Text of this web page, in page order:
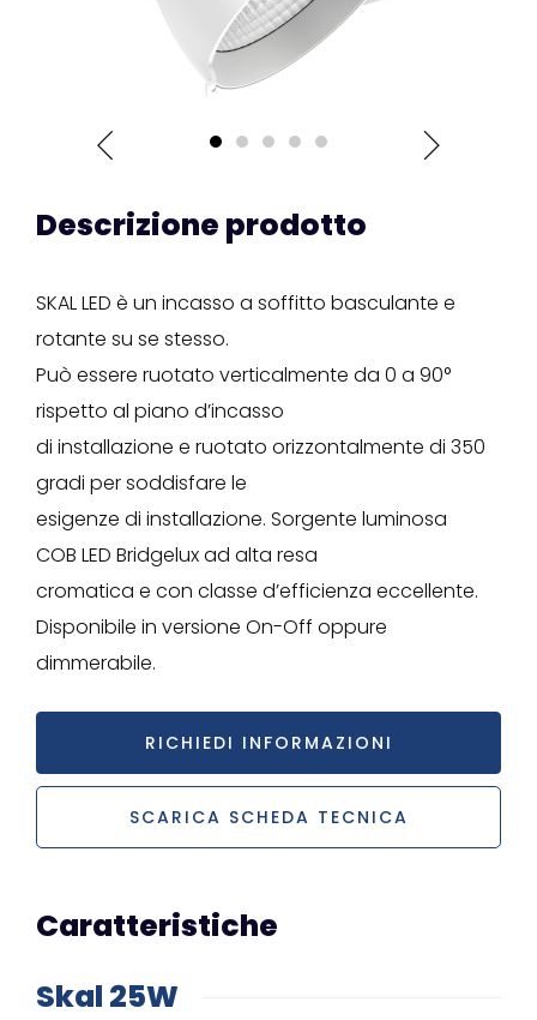
Descrizione prodotto
SKAL LED è un incasso a soffitto basculante e
rotante su se stesso.
Può essere ruotato verticalmente da 0 a 90°
rispetto al piano d’incasso
di installazione e ruotato orizzontalmente di 350
gradi per soddisfare le
esigenze di installazione. Sorgente luminosa
COB LED Bridgelux ad alta resa
cromatica e con classe d’efficienza eccellente.
Disponibile in versione On-Off oppure
dimmerabile.
RICHIEDI INFORMAZIONI
SCARICA SCHEDA TECNICA
Caratteristiche
Skal 25W